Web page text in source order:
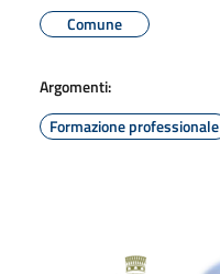
Comune
Argomenti:
Formazione professionale